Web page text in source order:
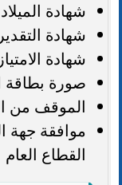
شهادة
شهادة
شهادة الامتياز
صورة بطاقة
الموقف من
موافقة جهة
القطاع العام